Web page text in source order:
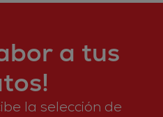
a tus
la selección de